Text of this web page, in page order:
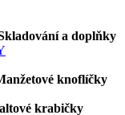
a doplňky
knoflíčky
krabičky